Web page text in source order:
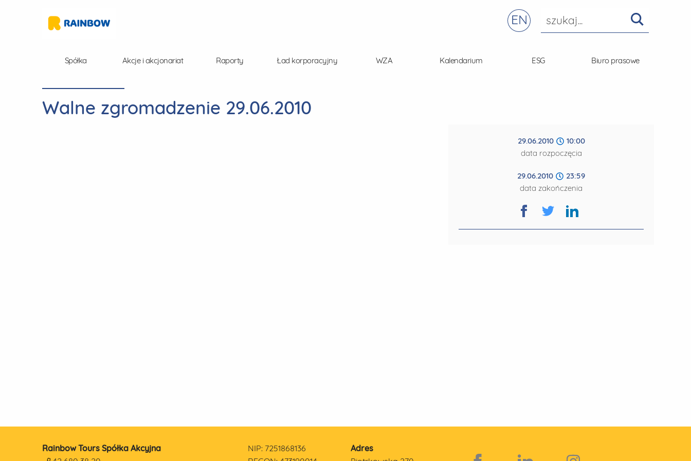
EN
Spółka Akcje i akcjonariat Raporty Ład korporacyjny WZA Kalendarium ESG Biuro prasowe
Walne zgromadzenie 29.06.2010
29.06.2010
10:00
data rozpoczęcia
29.06.2010
23:59
data zakończenia
Rainbow Tours Spółka Akcyjna
NIP: 7251868136
Adres